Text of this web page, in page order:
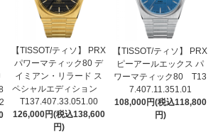
【TISSOT/ティソ】 PRX
パワーマティック80 デ
イミアン・リラード ス
ペシャルエディション
T137.407.33.051.00
126,000円(税込138,600
円)
【TISSOT/ティソ】 PRX
ピーアールエックス パ
ワーマティック80 T13
7.407.11.351.01
108,000円(税込118,800
円)